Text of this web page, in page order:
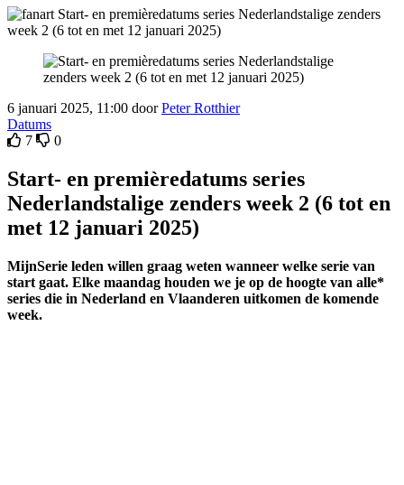
6 januari 2025, 11:00 doorPeter Rotthier
Datums
7
0
Start- en premièredatums series
Nederlandstalige zenders week 2 (6 tot en
met 12 januari 2025)
MijnSerie leden willen graag weten wanneer welke serie van
start gaat. Elke maandag houden we je op de hoogte van alle*
series die in Nederland en Vlaanderen uitkomen de komende
week.